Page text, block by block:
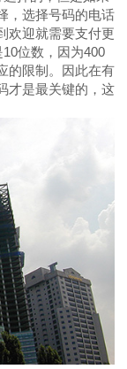
，选择号码的电话
欢迎就需要支付更
位数，因为400
的限制。因此在有
才是最关键的，这